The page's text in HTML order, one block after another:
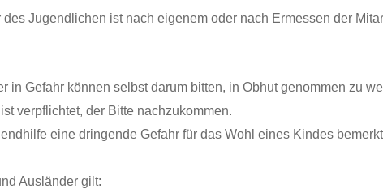
Jugendlichen ist nach eigenem oder nach Ermessen der
in Gefahr können selbst darum bitten, in Obhut genommen zu
verpflichtet, der Bitte nachzukommen.
eine dringende Gefahr für das Wohl eines Kindes
Ausländer gilt: